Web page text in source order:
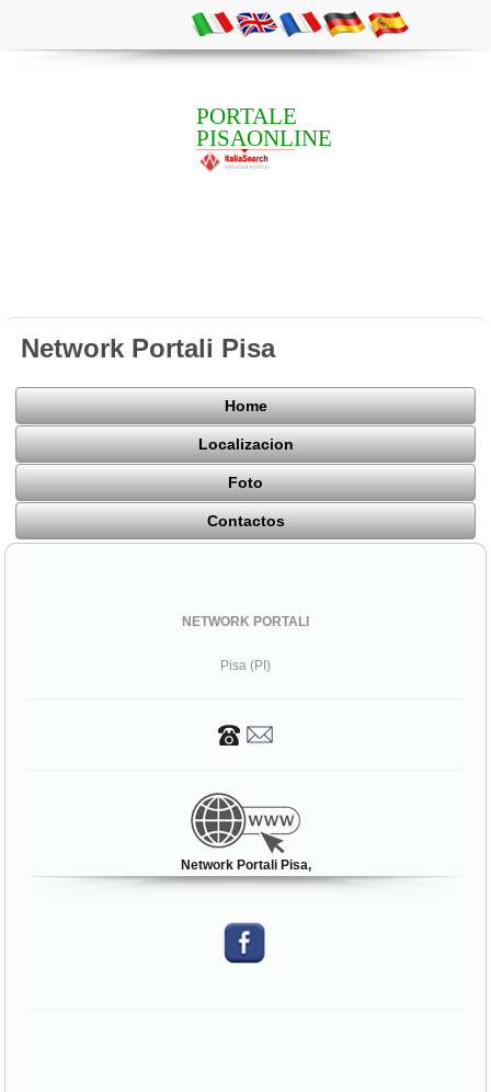
PORTALE
PISAONLINE
Network Portali Pisa
Home
Localizacion
Foto
Contactos
NETWORK PORTALI
Pisa (PI)
Network Portali Pisa,